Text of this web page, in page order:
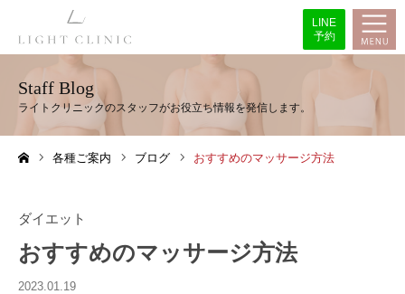
LINE
予約
Staff Blog
各種ご案内 ブログ おすすめのマッサージ方法
ダイエット
おすすめのマッサージ方法
2023.01.19